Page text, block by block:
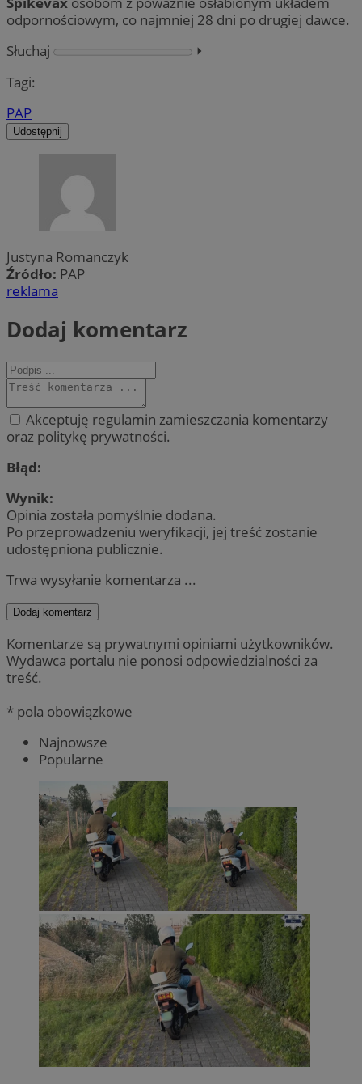
odpornościowym, co najmniej 28 dni po drugiej dawce.
Słuchaj
⏵︎
Tagi:
PAP
Udostępnij
Justyna Romanczyk
Źródło: PAP
reklama
Dodaj komentarz
Akceptuję regulamin zamieszczania komentarzy
oraz politykę prywatności.
Błąd:
Wynik:
Opinia została pomyślnie dodana.
Po przeprowadzeniu weryfikacji, jej treść zostanie
udostępniona publicznie.
Trwa wysyłanie komentarza ...
Dodaj komentarz
Komentarze są prywatnymi opiniami użytkowników.
Wydawca portalu nie ponosi odpowiedzialności za
treść.
* pola obowiązkowe
Najnowsze
Popularne